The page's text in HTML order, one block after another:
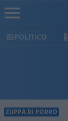
ZUPPA DI PORRO